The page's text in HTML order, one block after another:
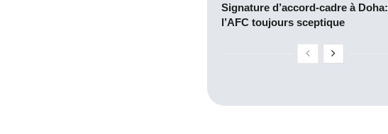
Signature d’accord-cadre à Doha:
l’AFC toujours sceptique